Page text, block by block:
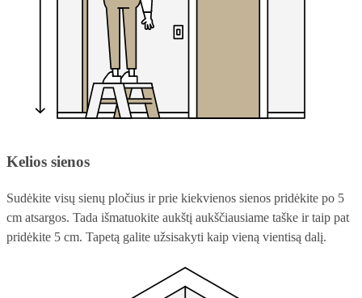
Kelios sienos
Sudėkite visų sienų pločius ir prie kiekvienos sienos pridėkite po 5
cm atsargos. Tada išmatuokite aukštį aukščiausiame taške ir taip pat
pridėkite 5 cm. Tapetą galite užsisakyti kaip vieną vientisą dalį.